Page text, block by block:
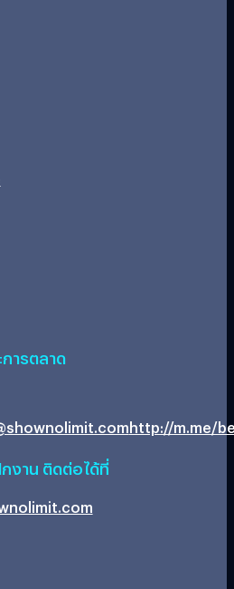
ารตลาด
http://m.me/
งาน ติดต่อได้ที่